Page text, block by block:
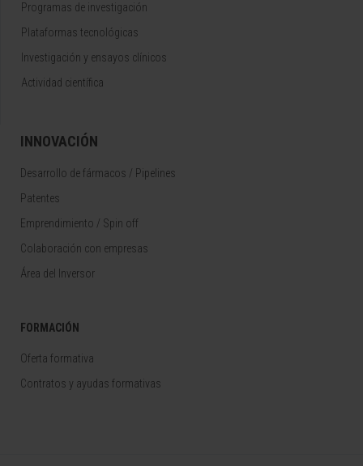
Programas de investigación
Plataformas tecnológicas
Investigación y ensayos clínicos
Actividad científica
INNOVACIÓN
Desarrollo de fármacos / Pipelines
Patentes
Emprendimiento / Spin off
Colaboración con empresas
Área del Inversor
FORMACIÓN
Oferta formativa
Contratos y ayudas formativas